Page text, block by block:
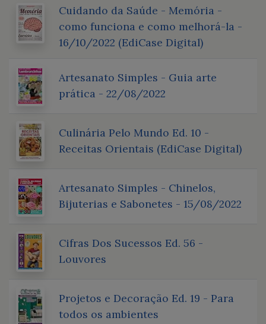
Cuidando da Saúde - Memória -
como funciona e como melhorá-la -
16/10/2022 (EdiCase Digital)
Artesanato Simples - Guia arte
prática - 22/08/2022
Culinária Pelo Mundo Ed. 10 -
Receitas Orientais (EdiCase Digital)
Artesanato Simples - Chinelos,
Bijuterias e Sabonetes - 15/08/2022
Cifras Dos Sucessos Ed. 56 -
Louvores
Projetos e Decoração Ed. 19 - Para
todos os ambientes